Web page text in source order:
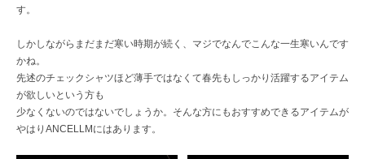
す。
しかしながらまだまだ寒い時期が続く、マジでなんでこんな一生寒いんです
かね。
先述のチェックシャツほど薄手ではなくて春先もしっかり活躍するアイテム
が欲しいという方も
少なくないのではないでしょうか。そんな方にもおすすめできるアイテムが
やはりANCELLMにはあります。